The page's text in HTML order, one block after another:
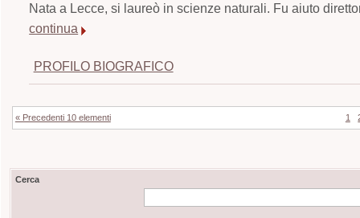
Nata a Lecce, si laureò in scienze naturali. Fu aiuto
continua
PROFILO BIOGRAFICO
« Precedenti 10 elementi 1
Cerca